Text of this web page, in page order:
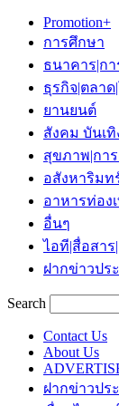
Promotion+
การศึกษา
ธนาคาร|ก
ธุรกิจ|ตลา
ยานยนต์
สังคม บันเ
สุขภาพ|กา
อสังหาริมท
อาหารท่อง
อื่นๆ
ไอที|สื่อสาร
ฝากข่าวปร
Search
Contact Us
About Us
ฝากข่าวปร